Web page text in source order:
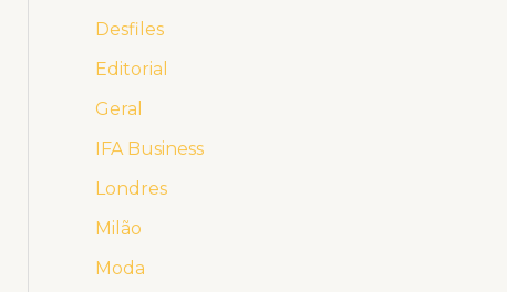
Desfiles
Editorial
Geral
IFA Business
Londres
Milão
Moda